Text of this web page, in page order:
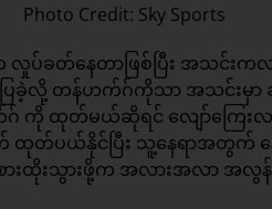
Photo Credit: Sky Sports
ပ်ခတ်နေတာဖြစ်ပြီး အသင်းက
ေခဲ့လို့ တန်ဟက်ဂ်ကိုသာ အသင်းမှ
ထုတ်မယ်ဆိုရင် လျော်ကြေးလည်
တ်ပယ်နိုင်ပြီး သူ့နေရာအတွက်
ထိုးသွားဖို့က အလားအလာ အလွန်မ